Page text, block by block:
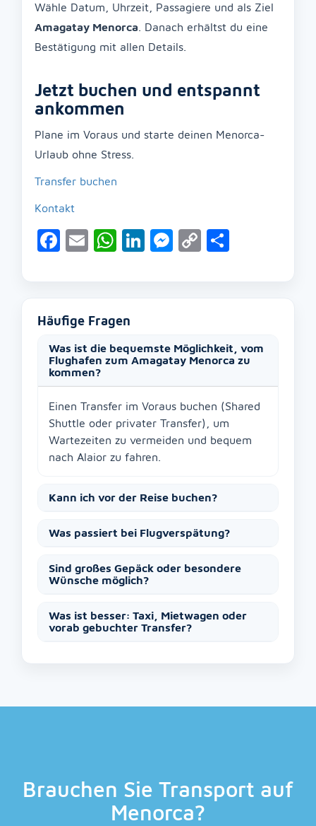
Wähle Datum, Uhrzeit, Passagiere und als Ziel
Amagatay Menorca . Danach erhältst du eine
Bestätigung mit allen Details.
Jetzt buchen und entspannt
ankommen
Plane im Voraus und starte deinen Menorca-
Urlaub ohne Stress.
Transfer buchen
Kontakt
Facebook
EmailWhatsApp
LinkedIn
Messenger
Copy
Häufige Fragen
Was ist die bequemste Möglichkeit, vom
Flughafen zum Amagatay Menorca zu
kommen?
Einen Transfer im Voraus buchen (Shared
Shuttle oder privater Transfer), um
Wartezeiten zu vermeiden und bequem
nach Alaior zu fahren.
Kann ich vor der Reise buchen?
Was passiert bei Flugverspätung?
Sind großes Gepäck oder besondere
Wünsche möglich?
Was ist besser: Taxi, Mietwagen oder
vorab gebuchter Transfer?
Brauchen Sie Transport auf
Menorca?